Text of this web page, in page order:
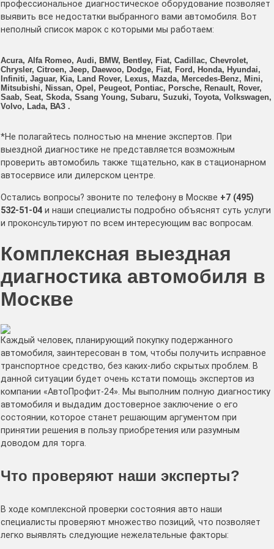
профессиональное диагностическое оборудование позволяет
выявить все недостатки выбранного вами автомобиля. Вот
неполный список марок с которыми мы работаем:
Acura, Alfa Romeo, Audi, BMW, Bentley, Fiat, Cadillac, Chevrolet,
Chrysler, Citroen, Jeep, Daewoo, Dodge, Fiat, Ford, Honda, Hyundai,
Infiniti, Jaguar, Kia, Land Rover, Lexus, Mazda, Mercedes-Benz, Mini,
Mitsubishi, Nissan, Opel, Peugeot, Pontiac, Porsche, Renault, Rover,
Saab, Seat, Skoda, Ssang Young, Subaru, Suzuki, Toyota, Volkswagen,
Volvo, Lada, ВАЗ .
*Не полагайтесь полностью на мнение экспертов. При
выездной диагностике не представляется возможным
проверить автомобиль также тщательно, как в стационарном
автосервисе или дилерском центре.
Остались вопросы? звоните по телефону в Москве +7 (495)
532-51-04 и наши специалисты подробно объяснят суть услуги
и проконсультируют по всем интересующим вас вопросам.
Комплексная выездная
диагностика автомобиля в
Москве
Каждый человек, планирующий покупку подержанного
автомобиля, заинтересован в том, чтобы получить исправное
транспортное средство, без каких-либо скрытых проблем. В
данной ситуации будет очень кстати помощь экспертов из
компании «АвтоПрофит-24». Мы выполним полную диагностику
автомобиля и выдадим достоверное заключение о его
состоянии, которое станет решающим аргументом при
принятии решения в пользу приобретения или разумным
доводом для торга.
Что проверяют наши эксперты?
В ходе комплексной проверки состояния авто наши
специалисты проверяют множество позиций, что позволяет
легко выявлять следующие нежелательные факторы: